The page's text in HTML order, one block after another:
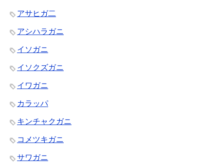
アサヒガ二
アシハラガニ
イソガニ
イソクズガニ
イワガニ
カラッパ
キンチャクガニ
コメツキガニ
サワガニ